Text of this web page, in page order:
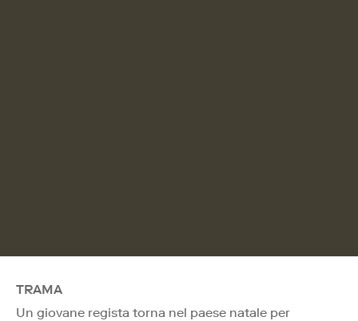
TRAMA
Un giovane regista torna nel paese natale per